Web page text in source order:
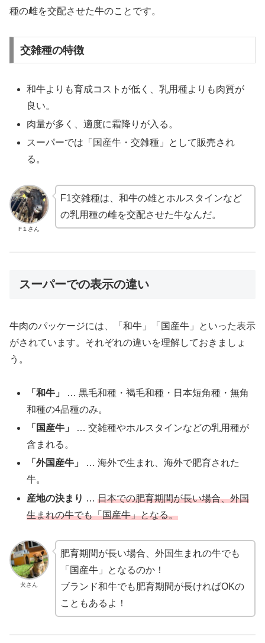
種の雌を交配させた牛のことです。
交雑種の特徴
和牛よりも育成コストが低く、乳用種よりも肉質が
良い。
肉量が多く、適度に霜降りが入る。
スーパーでは「国産牛・交雑種」として販売され
る。
F１さん
F1交雑種は、和牛の雄とホルスタインなど
の乳用種の雌を交配させた牛なんだ。
スーパーでの表示の違い
牛肉のパッケージには、「和牛」「国産牛」といった表示
がされています。それぞれの違いを理解しておきましょ
う。
「和牛」
… 黒毛和種・褐毛和種・日本短角種・無角
和種の4品種のみ。
「国産牛」
… 交雑種やホルスタインなどの乳用種が
含まれる。
「外国産牛」
… 海外で生まれ、海外で肥育された
牛。
産地の決まり …日本での肥育期間が長い場合、外国
生まれの牛でも「国産牛」となる。
犬さん
肥育期間が長い場合、外国生まれの牛でも
「国産牛」となるのか！
ブランド和牛でも肥育期間が長ければOKの
こともあるよ！